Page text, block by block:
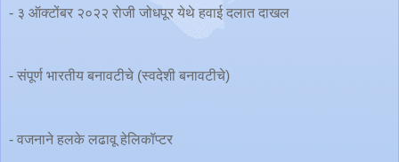
- ३ ऑक्टोंबर २०२२ रोजी जोधपूर येथे हवाई दलात दाखल
- संपूर्ण भारतीय बनावटीचे (स्वदेशी बनावटीचे)
- वजनाने हलके लढावू हेलिकॉप्टर